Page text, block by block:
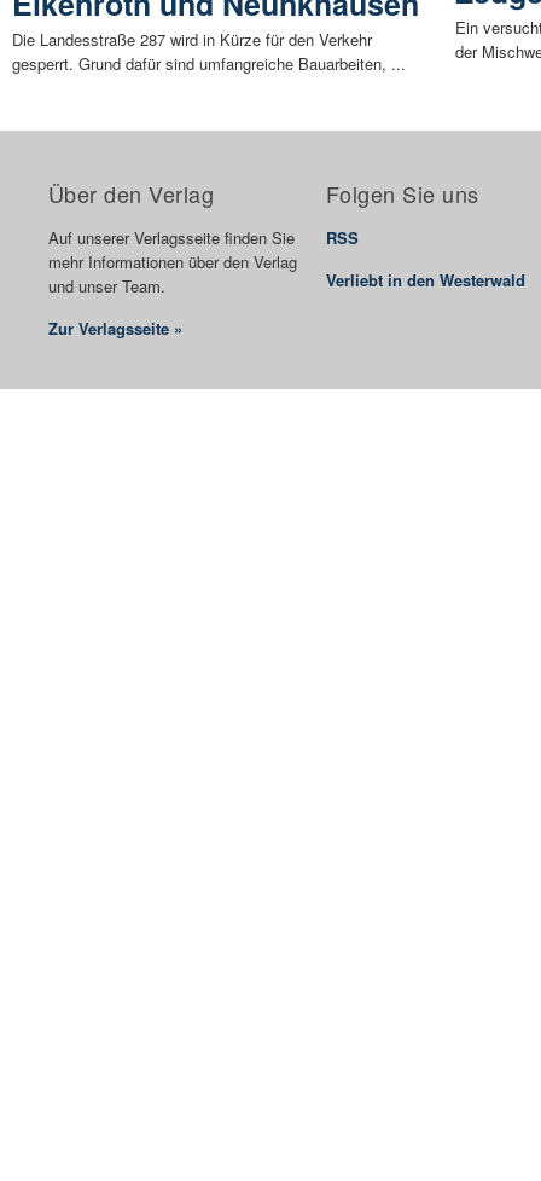
Die Landesstraße 287 wird in Kürze für den Verkehr
gesperrt. Grund dafür sind umfangreiche Bauarbeiten, ...
Ein
der
Über den Verlag
Auf unserer Verlagsseite finden Sie
mehr Informationen über den Verlag
und unser Team.
Zur Verlagsseite »
Folgen Sie uns
RSS
Verliebt in den Westerwald